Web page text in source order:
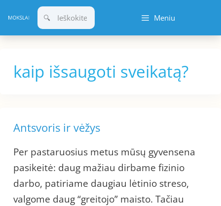
prie
turinio
Meniu
kaip išsaugoti sveikatą?
Antsvoris ir vėžys
Per pastaruosius metus mūsų gyvensena
pasikeitė: daug mažiau dirbame fizinio
darbo, patiriame daugiau lėtinio streso,
valgome daug “greitojo” maisto. Tačiau